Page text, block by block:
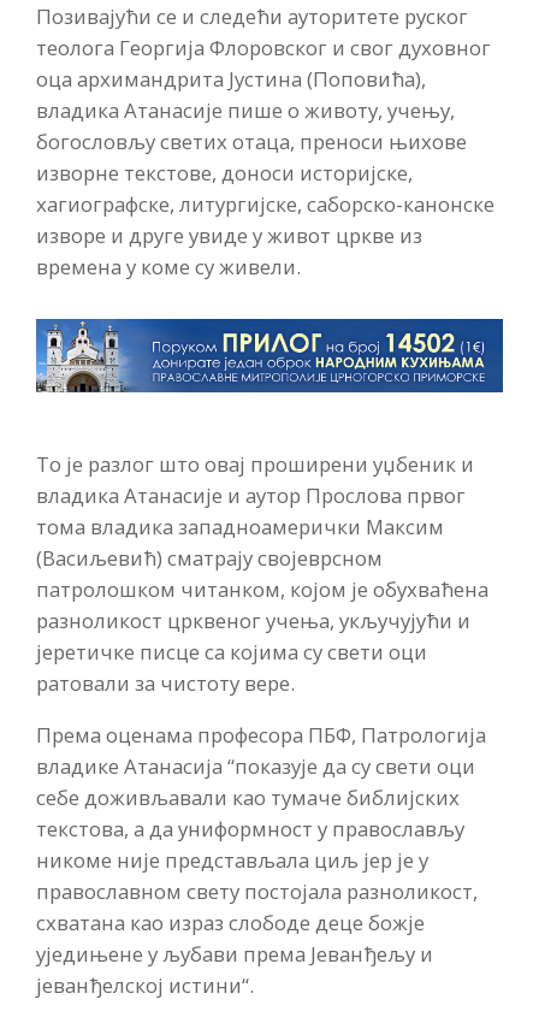
Позивајући се и следећи ауторитете руског
теолога Георгија Флоровског и свог духовног
оца архимандрита Јустина (Поповића),
владика Атанасије пише о животу, учењу,
богословљу светих отаца, преноси њихове
изворне текстове, доноси историјске,
хагиографске, литургијске, саборско-канонске
изворе и друге увиде у живот цркве из
времена у коме су живели.
То је разлог што овај проширени уџбеник и
владика Атанасије и аутор Прослова првог
тома владика западноамерички Максим
(Васиљевић) сматрају својеврсном
патролошком читанком, којом је обухваћена
разноликост црквеног учења, укључујући и
јеретичке писце са којима су свети оци
ратовали за чистоту вере.
Према оценама професора ПБФ, Патрологија
владике Атанасија “показује да су свети оци
себе доживљавали као тумаче библијских
текстова, а да униформност у православљу
никоме није представљала циљ јер је у
православном свету постојала разноликост,
схватана као израз слободе деце божје
уједињене у љубави према Јеванђељу и
јеванђелској истини“.